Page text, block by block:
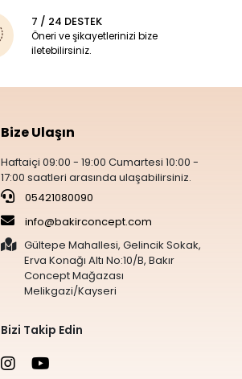
7 / 24 DESTEK
Öneri ve şikayetlerinizi bize
iletebilirsiniz.
Bize Ulaşın
Haftaiçi 09:00 - 19:00 Cumartesi 10:00 -
17:00 saatleri arasında ulaşabilirsiniz.
05421080090
info@bakirconcept.com
Gültepe Mahallesi, Gelincik Sokak,
Erva Konağı Altı No:10/B, Bakır
Concept Mağazası
Melikgazi/Kayseri
Bizi Takip Edin